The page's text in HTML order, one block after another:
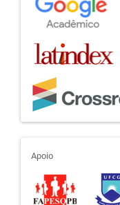
apoio
Apoio